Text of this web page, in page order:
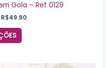
Gola – Ref 0129
R$49.90